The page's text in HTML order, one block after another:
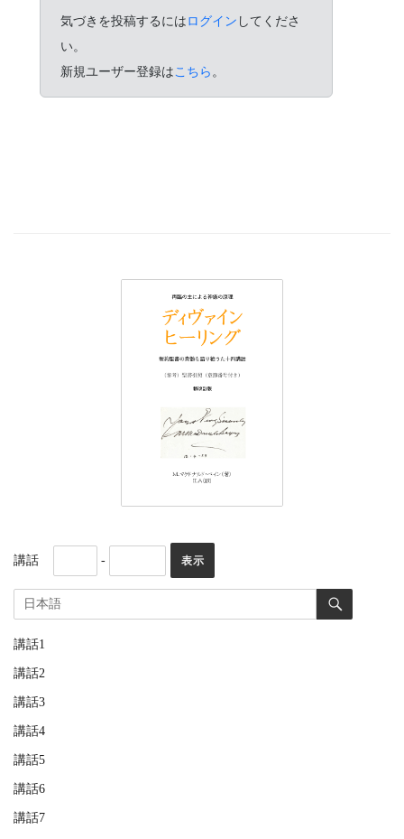
気づきを投稿するにはログイン してくださ
い。
新規ユーザー登録はこちら 。
講話 -
講話1
講話2
講話3
講話4
講話5
講話6
講話7